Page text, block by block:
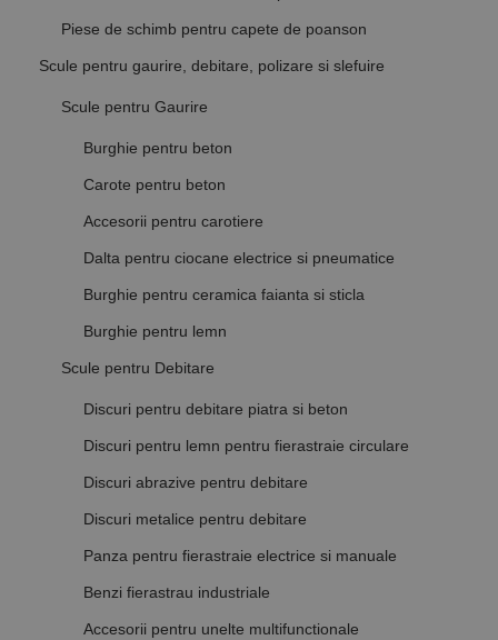
Piese de schimb pentru capete de poanson
Scule pentru gaurire, debitare, polizare si slefuire
Scule pentru Gaurire
Burghie pentru beton
Carote pentru beton
Accesorii pentru carotiere
Dalta pentru ciocane electrice si pneumatice
Burghie pentru ceramica faianta si sticla
Burghie pentru lemn
Scule pentru Debitare
Discuri pentru debitare piatra si beton
Discuri pentru lemn pentru fierastraie circulare
Discuri abrazive pentru debitare
Discuri metalice pentru debitare
Panza pentru fierastraie electrice si manuale
Benzi fierastrau industriale
Accesorii pentru unelte multifunctionale